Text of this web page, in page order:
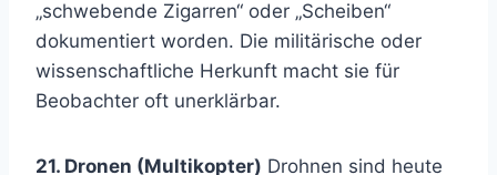
„schwebende Zigarren“ oder „Scheiben“
dokumentiert worden. Die militärische oder
wissenschaftliche Herkunft macht sie für
Beobachter oft unerklärbar.
21. Dronen (Multikopter) Drohnen sind heute